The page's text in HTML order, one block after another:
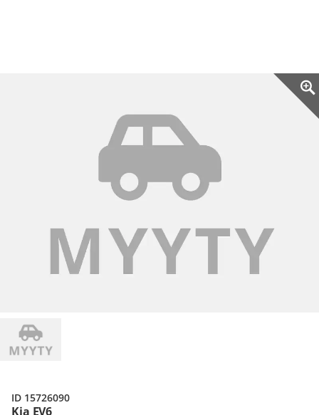
Kia EV6
ID 15726090